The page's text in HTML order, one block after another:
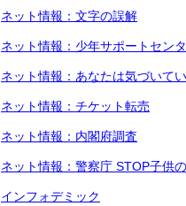
ネット情報：文字の誤解
ネット情報：少年サポートセン
ネット情報：あなたは気づいて
ネット情報：チケット転売
ネット情報：内閣府調査
ネット情報：警察庁 STOP子供
インフォデミック